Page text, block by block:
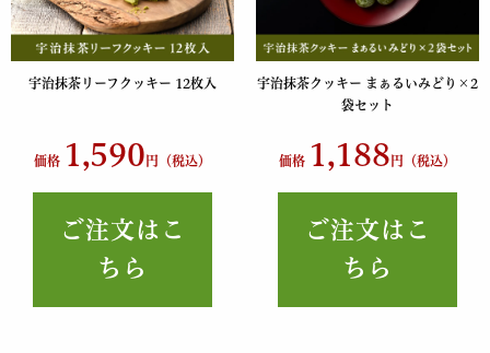
宇治抹茶リーフクッキー 12枚入
価格 1,590 円（税込）
ご注文はこ
ちら
宇治抹茶クッキー まぁるいみどり×2
袋セット
価格 1,188 円（税込）
ご注文はこ
ちら